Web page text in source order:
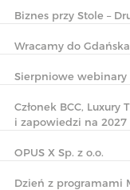
Biznes przy Stole –
Wracamy do
Sierpniowe webinary
Członek BCC, Luxury
i zapowiedzi na 2027
OPUS X Sp. z o.o.
Dzień z programami